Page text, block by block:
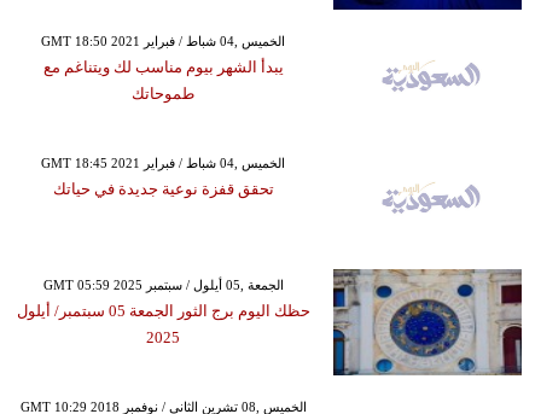
GMT 18:50 2021 الخميس ,04 شباط / فبراير
يبدأ الشهر بيوم مناسب لك ويتناغم مع
طموحاتك
GMT 18:45 2021 الخميس ,04 شباط / فبراير
تحقق قفزة نوعية جديدة في حياتك
GMT 05:59 2025 الجمعة ,05 أيلول / سبتمبر
حظك اليوم برج الثور الجمعة 05 سبتمبر/ أيلول
2025
GMT 10:29 2018 الخميس ,08 تشرين الثاني / نوفمبر